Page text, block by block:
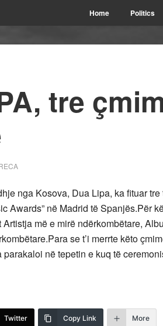
Home Politics
tre
nga Kosova, Dua Lipa, ka fituar
Awards” në Madrid të Spanjës.Për
më e mirë ndërkombëtare,
se t’i merrte këto
në tepetin e kuq të
Twitter Copy Link More